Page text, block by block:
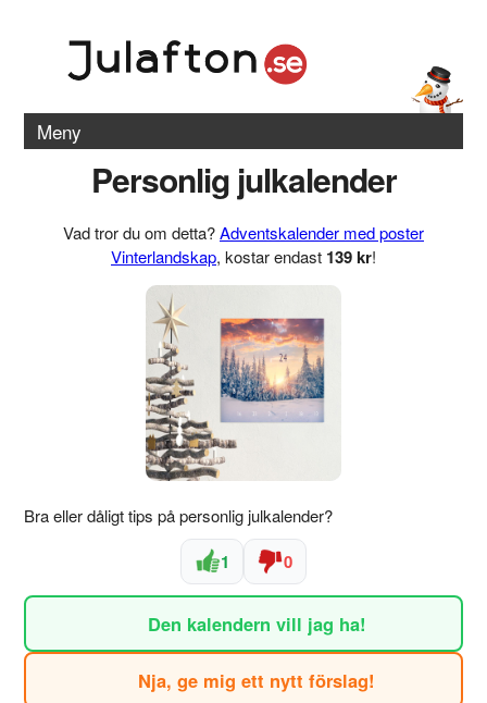
Meny
Personlig julkalender
Vad tror du om detta?Adventskalender med poster
Vinterlandskap, kostar endast 139 kr!
Bra eller dåligt tips på personlig julkalender?
1 0
Den kalendern vill jag ha!
Nja, ge mig ett nytt förslag!